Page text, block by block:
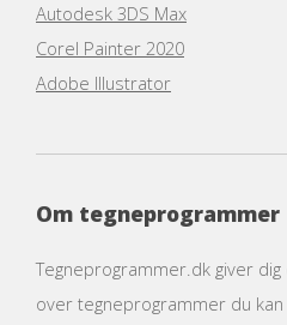
Autodesk 3DS Max
Corel Painter 2020
Adobe Illustrator
Om tegneprogrammer
Tegneprogrammer.dk giver
over tegneprogrammer du